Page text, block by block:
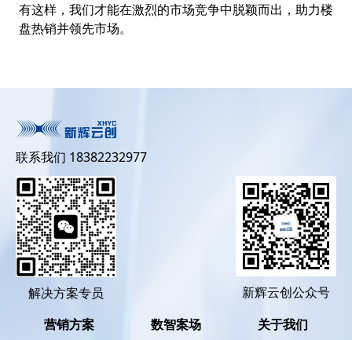
有这样，我们才能在激烈的市场竞争中脱颖而出，助力楼
盘热销并领先市场。
联系我们 18382232977
解决方案专员
新辉云创公众号
营销方案
数智案场 关于我们